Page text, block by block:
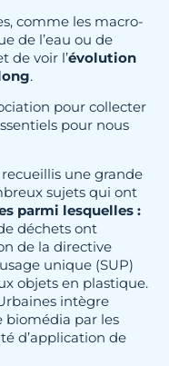
comme les macro-
de l’eau ou de
de voir l’évolution
.
pour collecter
pour nous
recueillis une grande
sujets qui ont
parmi lesquelles :
déchets ont
de la directive
unique (SUP)
objets en plastique.
intègre
biomédia par les
d’application de